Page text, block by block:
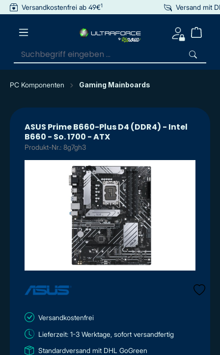
springen
Versandkostenfrei ab 49€1 Versand mit
PC Komponenten Gaming Mainboards
ASUS Prime B660-Plus D4 (DDR4) - Intel
B660 - So. 1700 - ATX
Produkt-Nr.: 8g7gh3
Versandkostenfrei
Lieferzeit: 1-3 Werktage, sofort versandfertig
Standardversand mit DHL GoGreen